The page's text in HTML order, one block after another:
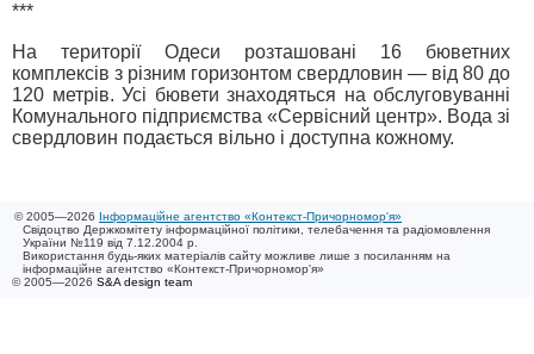
***
На території Одеси розташовані 16 бюветних
комплексів з різним горизонтом свердловин — від 80 до
120 метрів. Усі бювети знаходяться на обслуговуванні
Комунального підприємства «Сервісний центр». Вода зі
свердловин подається вільно і доступна кожному.
© 2005—2026 Інформаційне агентство «Контекст-Причорномор'я»
Свідоцтво Держкомітету інформаційної політики, телебачення та радіомовлення
України №119 від 7.12.2004 р.
Використання будь-яких матеріалів сайту можливе лише з посиланням на
інформаційне агентство «Контекст-Причорномор'я»
© 2005—2026 S&A design team